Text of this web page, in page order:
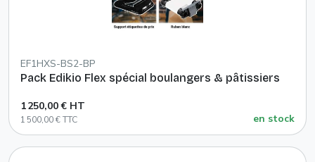
EF1HXS-BS2-BP
Pack Edikio Flex spécial boulangers & pâtissiers
1 250,00 € HT
1 500,00 € TTC en stock